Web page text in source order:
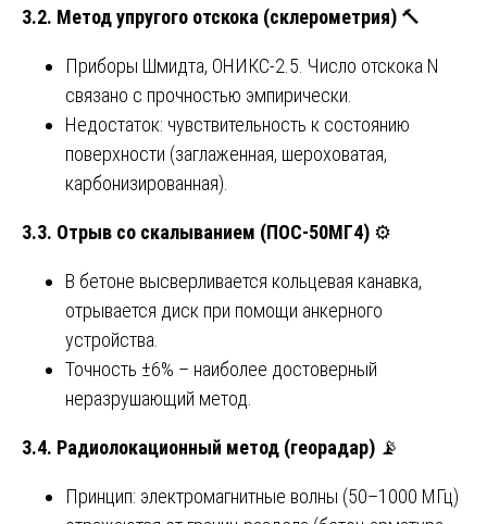
3.2. Метод упругого отскока (склерометрия) 🔨
Приборы Шмидта, ОНИКС-2.5. Число отскока N
связано с прочностью эмпирически.
Недостаток: чувствительность к состоянию
поверхности (заглаженная, шероховатая,
карбонизированная).
3.3. Отрыв со скалыванием (ПОС-50МГ4) ⚙️
В бетоне высверливается кольцевая канавка,
отрывается диск при помощи анкерного
устройства.
Точность ±6% – наиболее достоверный
неразрушающий метод.
3.4. Радиолокационный метод (георадар) 📡
Принцип: электромагнитные волны (50–1000 МГц)